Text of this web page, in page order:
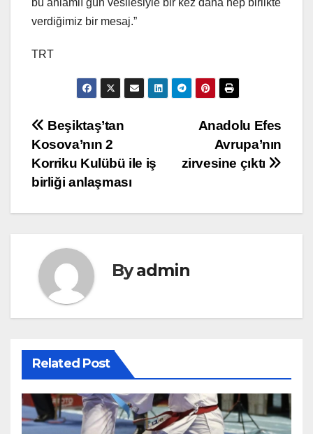
verdiğimiz bir mesaj.”
TRT
Yazı
gezinmesi
Anadolu Efes
Avrupa’nın
zirvesine çıktı
Beşiktaş’tan
Kosova’nın 2
Korriku Kulübü ile iş
birliği anlaşması
Byadmin
Related Post